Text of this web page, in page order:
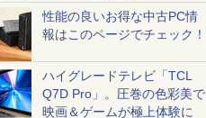
性能の良いお得な中古PC情
報はこのページでチェック！
ハイグレードテレビ「TCL
Q7D Pro」。圧巻の色彩美で
映画＆ゲームが極上体験に